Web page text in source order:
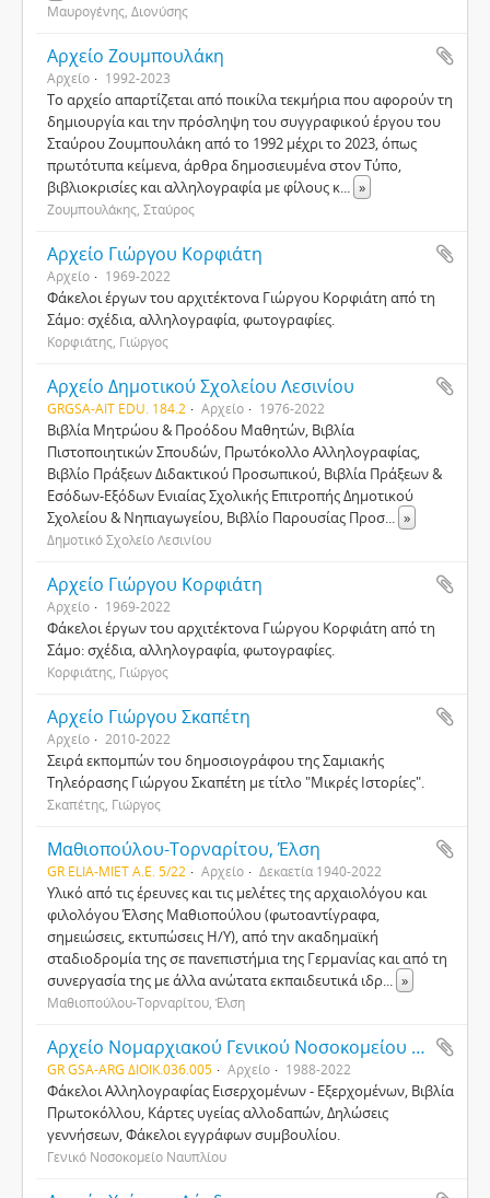
Μαυρογένης, Διονύσης
Αρχείο Ζουμπουλάκη
Αρχείο 1992-2023
Το αρχείο απαρτίζεται από ποικίλα τεκμήρια που αφορούν τη
δημιουργία και την πρόσληψη του συγγραφικού έργου του
Σταύρου Ζουμπουλάκη από το 1992 μέχρι το 2023, όπως
πρωτότυπα κείμενα, άρθρα δημοσιευμένα στον Τύπο,
βιβλιοκρισίες και αλληλογραφία με φίλους κ... »
Ζουμπουλάκης, Σταύρος
Αρχείο Γιώργου Κορφιάτη
Αρχείο 1969-2022
Φάκελοι έργων του αρχιτέκτονα Γιώργου Κορφιάτη από τη
Σάμο: σχέδια, αλληλογραφία, φωτογραφίες.
Κορφιάτης, Γιώργος
Αρχείο Δημοτικού Σχολείου Λεσινίου
GRGSA-AIT EDU. 184.2 Αρχείο 1976-2022
Βιβλία Μητρώου & Προόδου Μαθητών, Βιβλία
Πιστοποιητικών Σπουδών, Πρωτόκολλο Αλληλογραφίας,
Βιβλίο Πράξεων Διδακτικού Προσωπικού, Βιβλία Πράξεων &
Εσόδων-Εξόδων Ενιαίας Σχολικής Επιτροπής Δημοτικού
Σχολείου & Νηπιαγωγείου, Βιβλίο Παρουσίας Προσ... »
Δημοτικό Σχολείο Λεσινίου
Αρχείο Γιώργου Κορφιάτη
Αρχείο 1969-2022
Φάκελοι έργων του αρχιτέκτονα Γιώργου Κορφιάτη από τη
Σάμο: σχέδια, αλληλογραφία, φωτογραφίες.
Κορφιάτης, Γιώργος
Αρχείο Γιώργου Σκαπέτη
Αρχείο 2010-2022
Σειρά εκπομπών του δημοσιογράφου της Σαμιακής
Τηλεόρασης Γιώργου Σκαπέτη με τίτλο "Μικρές Ιστορίες".
Σκαπέτης, Γιώργος
Μαθιοπούλου-Τορναρίτου, Έλση
GR ELIA-MIET Α.Ε. 5/22 Αρχείο Δεκαετία 1940-2022
Υλικό από τις έρευνες και τις μελέτες της αρχαιολόγου και
φιλολόγου Έλσης Μαθιοπούλου (φωτοαντίγραφα,
σημειώσεις, εκτυπώσεις Η/Υ), από την ακαδημαϊκή
σταδιοδρομία της σε πανεπιστήμια της Γερμανίας και από τη
συνεργασία της με άλλα ανώτατα εκπαιδευτικά ιδρ... »
Μαθιοπούλου-Τορναρίτου, Έλση
Αρχείο Νομαρχιακού Γενικού Νοσοκομείου Ναυπλίου
GR GSA-ARG ΔΙΟΙΚ.036.005 Αρχείο 1988-2022
Φάκελοι Αλληλογραφίας Εισερχομένων - Εξερχομένων, Βιβλία
Πρωτοκόλλου, Κάρτες υγείας αλλοδαπών, Δηλώσεις
γεννήσεων, Φάκελοι εγγράφων συμβουλίου.
Γενικό Νοσοκομείο Ναυπλίου